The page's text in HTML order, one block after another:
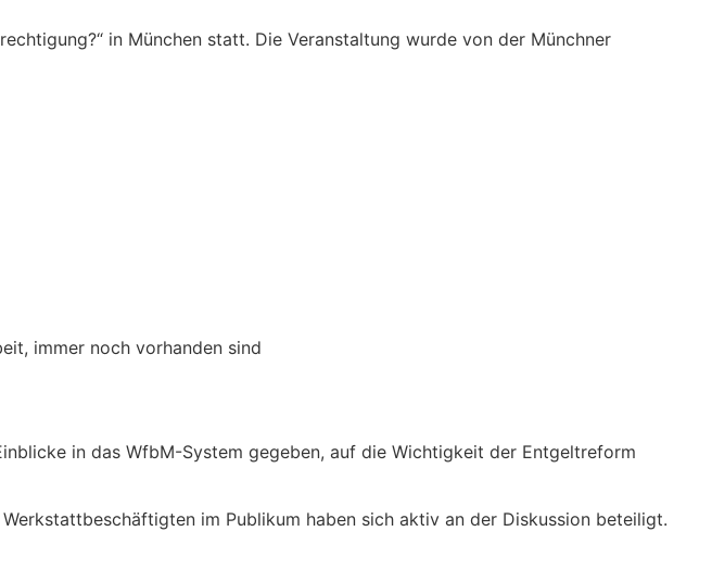
in München statt. Die Veranstaltung wurde von der Münchner
immer noch vorhanden sind
in das WfbM-System gegeben, auf die Wichtigkeit der Entgeltreform
im Publikum haben sich aktiv an der Diskussion beteiligt.